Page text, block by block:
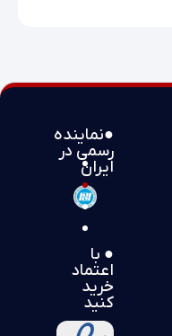
●نماینده
رسمی در
ایران
● با
اعتماد
خرید
کنید